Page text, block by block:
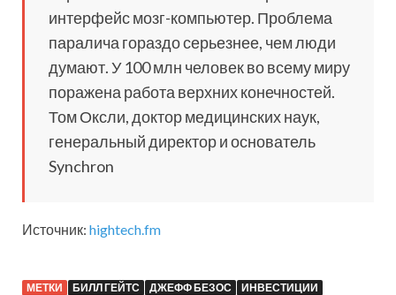
интерфейс мозг-компьютер. Проблема
паралича гораздо серьезнее, чем люди
думают. У 100 млн человек во всему миру
поражена работа верхних конечностей.
Том Оксли, доктор медицинских наук,
генеральный директор и основатель
Synchron
Источник: hightech.fm
МЕТКИ БИЛЛ ГЕЙТС ДЖЕФФ БЕЗОС
ИНВЕСТИЦИИ